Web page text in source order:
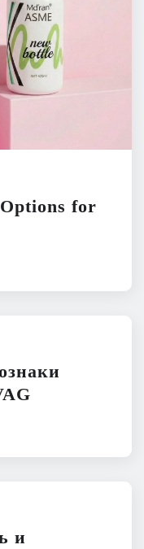
for
и